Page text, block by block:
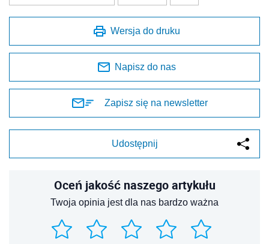
Wersja do druku
Napisz do nas
Zapisz się na newsletter
Udostępnij
Oceń jakość naszego artykułu
Twoja opinia jest dla nas bardzo ważna